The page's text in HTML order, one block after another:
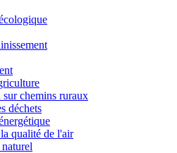
chemins ruraux
déchets
qualité de l'air